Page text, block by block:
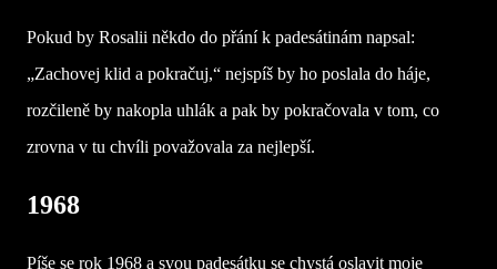
Pokud by Rosalii někdo do přání k padesátinám napsal:
„Zachovej klid a pokračuj,“ nejspíš by ho poslala do háje,
rozčileně by nakopla uhlák a pak by pokračovala v tom, co
zrovna v tu chvíli považovala za nejlepší.
1968
Píše se rok 1968 a svou padesátku se chystá oslavit moje